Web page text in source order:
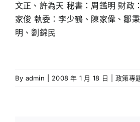
文正、許為天 秘書：周鑑明 財政
家俊 執委：李少鶴、陳家偉、鄒
明、劉錦民
By admin 2008 年 1 月 18 日 政策專